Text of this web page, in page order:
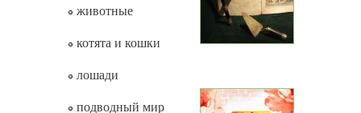
животные
котята и кошки
лошади
подводный мир